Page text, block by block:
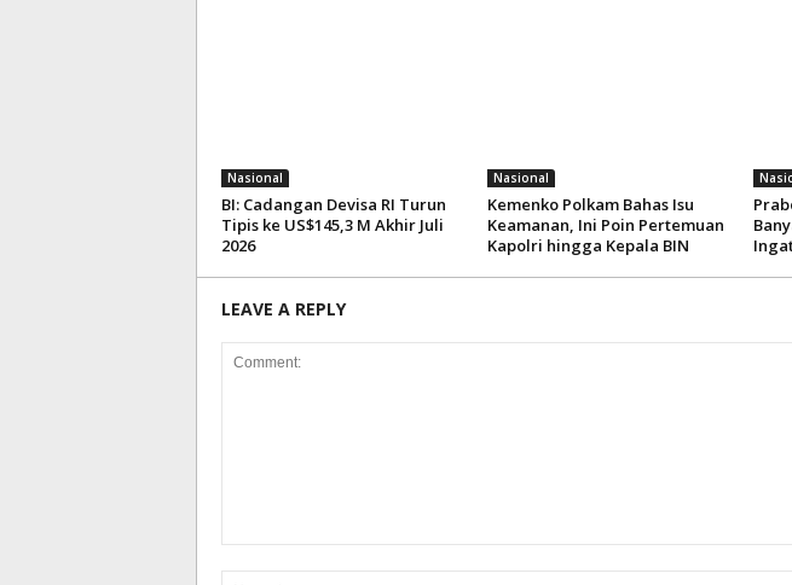
Nasional
BI: Cadangan Devisa RI Turun
Tipis ke US$145,3 M Akhir Juli
2026
Nasional
Kemenko Polkam Bahas Isu
Keamanan, Ini Poin Pertemuan
Kapolri hingga Kepala BIN
LEAVE A REPLY